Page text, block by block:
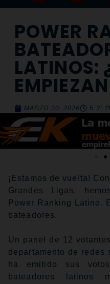
POWER
LATINOS:
MARZO 30, 2026 5:21
¡Estamos de vuelta!
Grandes Ligas,
Power Ranking Latino.
bateadores.
Un panel de 12
departamento de
ha emitido sus
bateadores latinos